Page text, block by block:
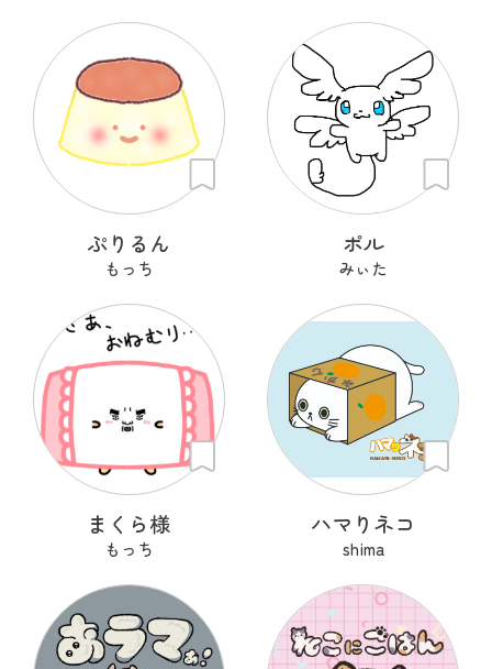
ぷりるん
もっち
ポル
みぃた
まくら様
もっち
ハマりネコ
shima